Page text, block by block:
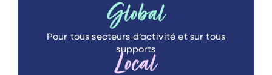
Global
Pour tous secteurs d’activitéet sur tous
supports
Local